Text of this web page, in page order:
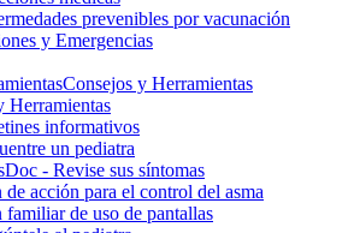
prevenibles por vacunación
y Emergencias
Consejos y Herramientas
Herramientas
informativos
un pediatra
- Revise sus síntomas
de acción para el control del asma
familiar de uso de pantallas